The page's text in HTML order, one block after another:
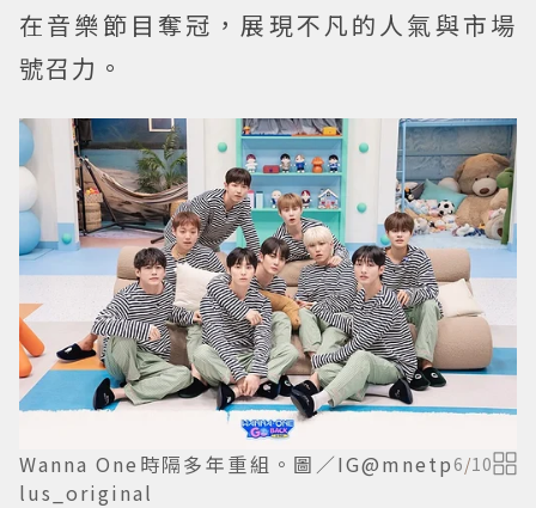
在音樂節目奪冠，展現不凡的人氣與市場
號召力。
Wanna One時隔多年重組。圖／IG@mnetp
lus_original
6/10